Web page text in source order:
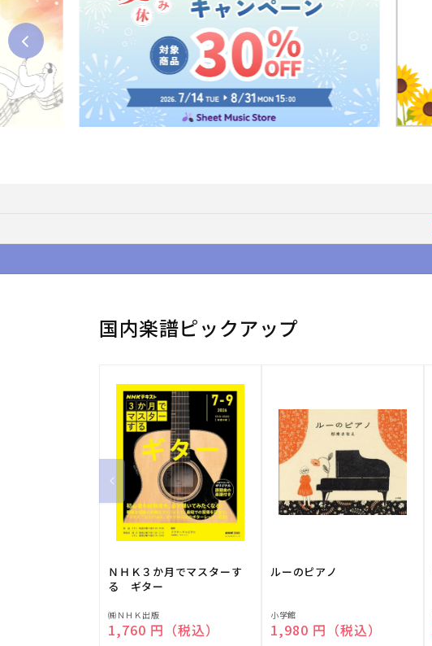
国内楽譜ピックアップ
ＮＨＫ３か月でマスターす
る ギター
販
売
㈱ＮＨＫ出版
通常価格
1,760 円（税込）
ルーのピアノ
販
売
小学館
通常価格
1,980 円（税込）